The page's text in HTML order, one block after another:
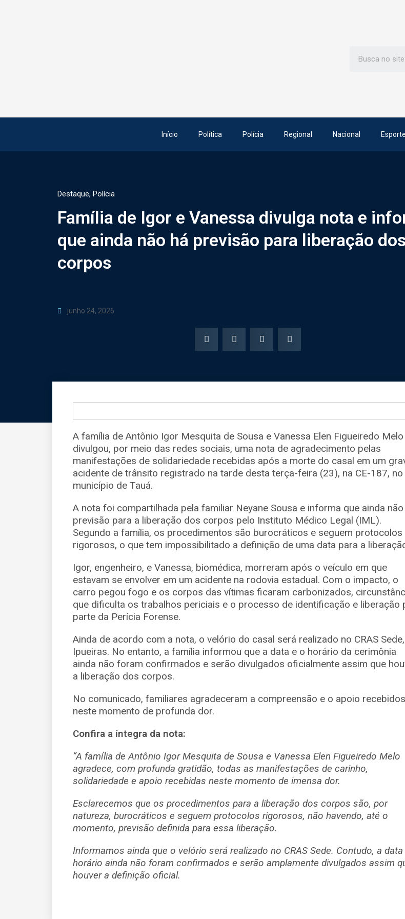
Início Política Polícia Regional Nacional
Destaque, Polícia
Família de Igor e Vanessa divulga nota e
que ainda não há previsão para liberação dos
corpos
junho 24, 2026
A família de Antônio Igor Mesquita de Sousa e Vanessa Elen Figueiredo Melo
divulgou, por meio das redes sociais, uma nota de agradecimento pelas
manifestações de solidariedade recebidas após a morte do casal em um
acidente de trânsito registrado na tarde desta terça-feira (23), na CE-187, no
município de Tauá.
A nota foi compartilhada pela familiar Neyane Sousa e informa que ainda não
previsão para a liberação dos corpos pelo Instituto Médico Legal (IML).
Segundo a família, os procedimentos são burocráticos e seguem protocolos
rigorosos, o que tem impossibilitado a definição de uma data para a
Igor, engenheiro, e Vanessa, biomédica, morreram após o veículo em que
estavam se envolver em um acidente na rodovia estadual. Com o impacto, o
carro pegou fogo e os corpos das vítimas ficaram carbonizados,
que dificulta os trabalhos periciais e o processo de identificação e liberação
parte da Perícia Forense.
Ainda de acordo com a nota, o velório do casal será realizado no CRAS
Ipueiras. No entanto, a família informou que a data e o horário da cerimônia
ainda não foram confirmados e serão divulgados oficialmente assim que
a liberação dos corpos.
No comunicado, familiares agradeceram a compreensão e o apoio recebidos
neste momento de profunda dor.
Confira a íntegra da nota:
“A família de Antônio Igor Mesquita de Sousa e Vanessa Elen Figueiredo Melo
agradece, com profunda gratidão, todas as manifestações de carinho,
solidariedade e apoio recebidas neste momento de imensa dor.
Esclarecemos que os procedimentos para a liberação dos corpos são, por
natureza, burocráticos e seguem protocolos rigorosos, não havendo, até o
momento, previsão definida para essa liberação.
Informamos ainda que o velório será realizado no CRAS Sede. Contudo, a data
horário ainda não foram confirmados e serão amplamente divulgados assim
houver a definição oficial.